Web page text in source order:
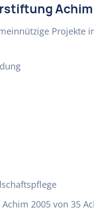
Achim
Projekte
2005 von 35